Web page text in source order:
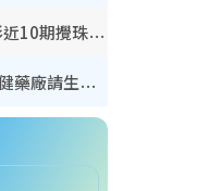
六合彩攪珠結果 | 六合彩近10期攪珠結果出爐+ 近30期最旺熱門中獎號碼
筍工招聘2026｜萊特維健藥廠請生產操作員！月薪高達$1.7萬 冷氣廠房/五天工作/保證雙糧